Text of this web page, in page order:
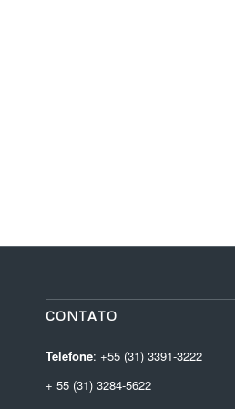
CONTATO
Telefone: +55 (31) 3391-3222
+ 55 (31) 3284-5622